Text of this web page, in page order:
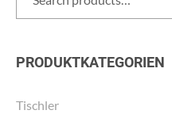
Search
PRODUKTKATEGORIEN
Tischler